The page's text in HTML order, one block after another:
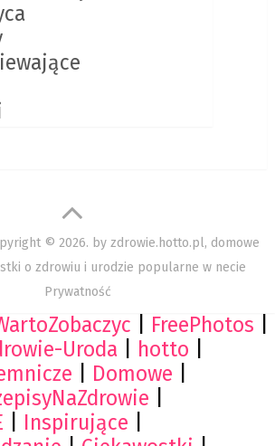
© 2026. by zdrowie.hotto.pl, domowe
o zdrowiu i urodzie popularne w necie
Prywatność
FreePhotos
Uroda hotto
Domowe
Inspirujące